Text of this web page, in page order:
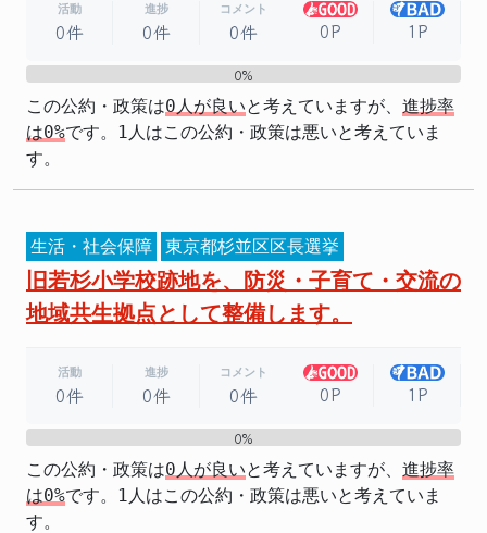
活動
0件
進捗
0件
コメント
0件 0P 1P
0%
この公約・政策は0人が良いと考えていますが、 進捗率
は0%です。1人はこの公約・政策は悪いと考えていま
す。
生活・社会保障 東京都杉並区区長選挙
旧若杉小学校跡地を、防災・子育て・交流の
地域共生拠点として整備します。
活動
0件
進捗
0件
コメント
0件 0P 1P
0%
この公約・政策は0人が良いと考えていますが、 進捗率
は0%です。1人はこの公約・政策は悪いと考えていま
す。